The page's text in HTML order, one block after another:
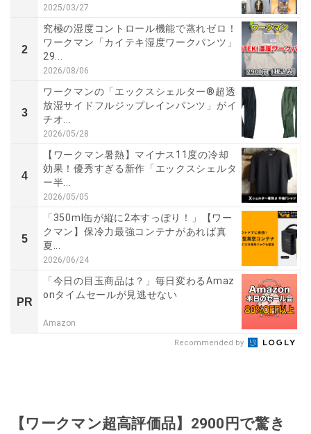
2025/03/27
2
究極の湿度コントロール機能で蒸れゼロ！
ワークマン「カイテキ湿度ワークパンツ」
29...
2026/08/06
3
ワークマンの「エックスシェルター®超透
放湿サイドフルジップレインパンツ」がイ
チオ...
2026/05/28
4
【ワークマン暑熱】マイナス11度の冷却
効果！優秀すぎる新作「エックスシェルタ
ー半...
2026/05/05
5
「350ml缶が縦に2本すっぽり！」【ワー
クマン】保冷力最強コンテナがあれば真
夏...
2026/06/24
PR
「今日の目玉商品は？」毎日変わるAmaz
onタイムセールが見逃せない
Amazon
Recommended by
【ワークマン超高評価品】2900円で驚き